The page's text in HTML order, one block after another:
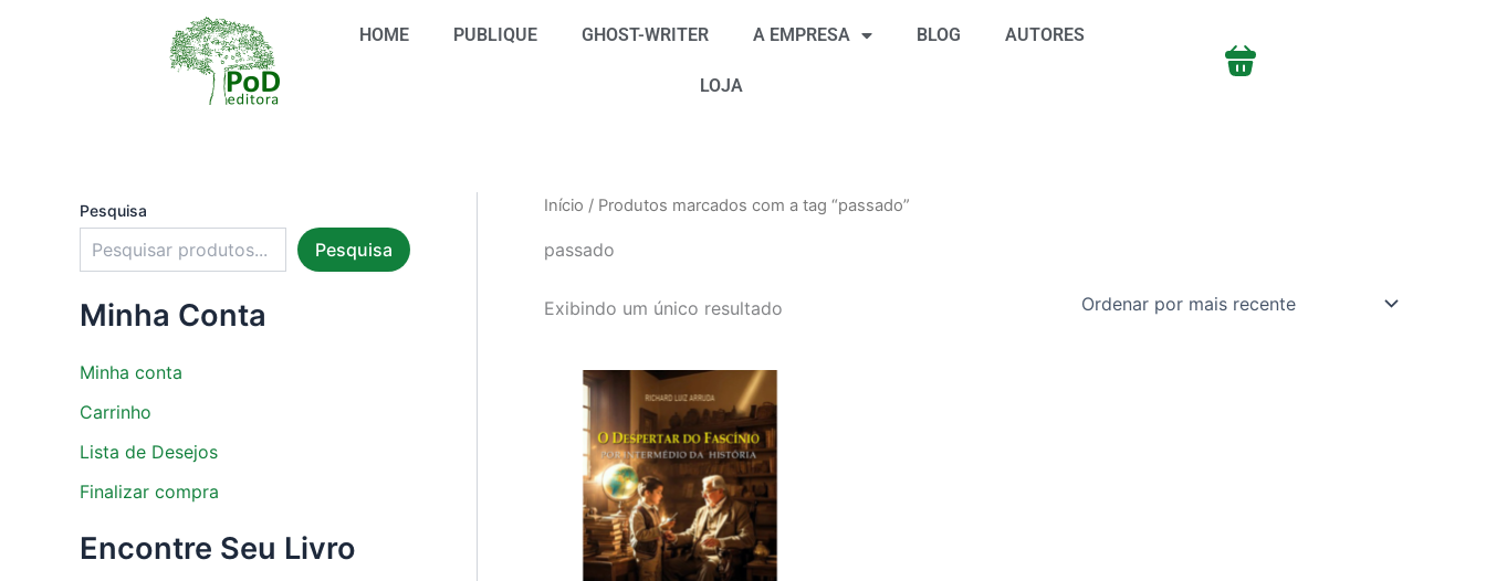
HOME PUBLIQUE GHOST-WRITER A EMPRESA BLOG AUTORES
LOJA
Pesquisa
Pesquisa
Minha Conta
Minha conta
Carrinho
Lista de Desejos
Finalizar compra
Encontre Seu Livro
u
m
c
g
o
r
a
Início / Produtos marcados com a tag “passado”
passado
Exibindo um único resultado